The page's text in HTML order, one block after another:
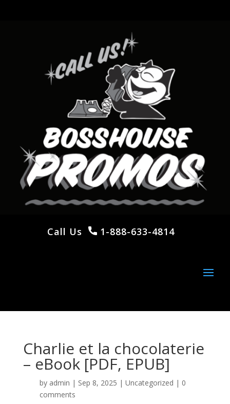
Call Us 1-888-633-4814
Charlie et la chocolaterie
– eBook [PDF, EPUB]
by admin | Sep 8, 2025 | Uncategorized | 0
comments